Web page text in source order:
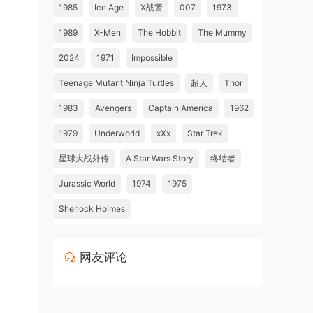
1985 Ice Age X战警 007 1973
1989 X-Men The Hobbit The Mummy
2024 1971 Impossible
Teenage Mutant Ninja Turtles 超人 Thor
1983 Avengers Captain America 1962
1979 Underworld xXx Star Trek
星球大战外传 A Star Wars Story 终结者
Jurassic World 1974 1975
Sherlock Holmes
网友评论